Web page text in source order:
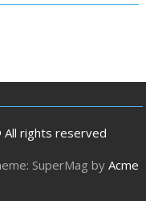
rights reserved
SuperMag byAcme